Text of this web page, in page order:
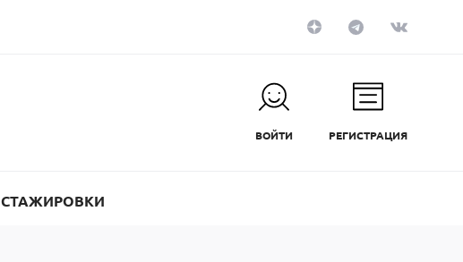
ВОЙТИ РЕГИСТРАЦИЯ
СТАЖИРОВКИ